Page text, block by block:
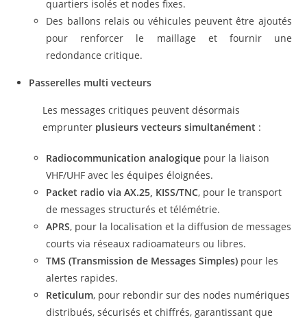
quartiers isolés et nodes fixes.
Des ballons relais ou véhicules peuvent être ajoutés
pour renforcer le maillage et fournir une
redondance critique.
Passerelles multi vecteurs
Les messages critiques peuvent désormais
emprunter plusieurs vecteurs simultanément :
Radiocommunication analogique pour la liaison
VHF/UHF avec les équipes éloignées.
Packet radio via AX.25, KISS/TNC, pour le transport
de messages structurés et télémétrie.
APRS, pour la localisation et la diffusion de messages
courts via réseaux radioamateurs ou libres.
TMS (Transmission de Messages Simples) pour les
alertes rapides.
Reticulum, pour rebondir sur des nodes numériques
distribués, sécurisés et chiffrés, garantissant que